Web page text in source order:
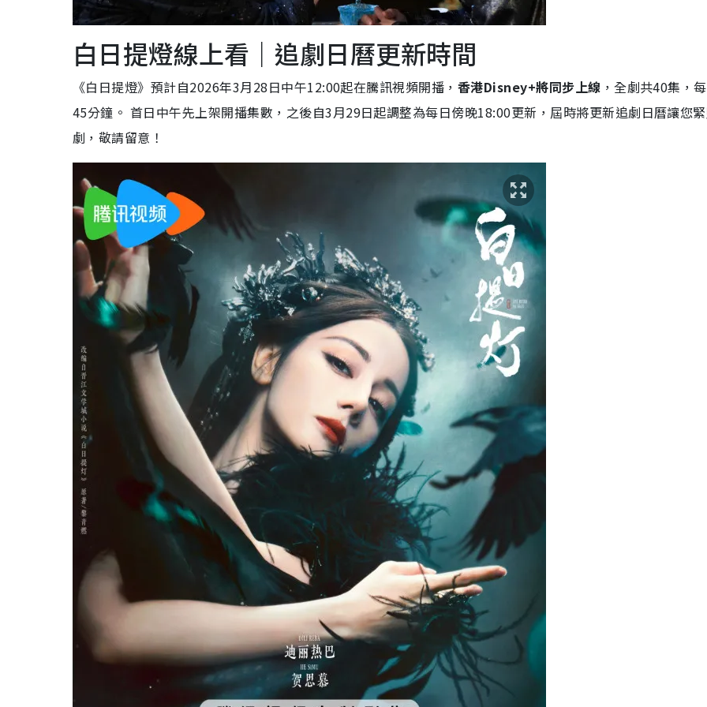
白日提燈線上看｜追劇日曆更新時間
《白日提燈》預計自2026年3月28日中午12:00起在騰訊視頻開播， 香港Disney+將同步上線 ，全劇共40集，
45分鐘。 首日中午先上架開播集數，之後自3月29日起調整為每日傍晚18:00更新，屆時將更新追劇日曆讓您
劇，敬請留意！